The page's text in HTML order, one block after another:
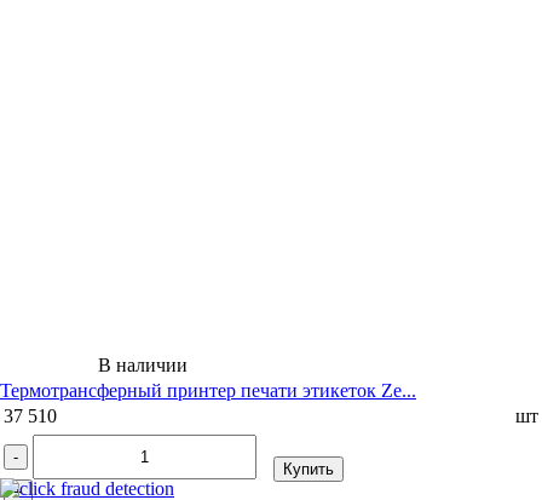
В наличии
Термотрансферный принтер печати этикеток Ze...
37 510
шт
-
+
Купить